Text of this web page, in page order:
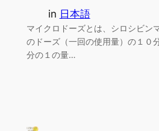
in 日本語
マイクロドーズとは、シロシビン
のドーズ（一回の使用量）の１０
分の１の量…